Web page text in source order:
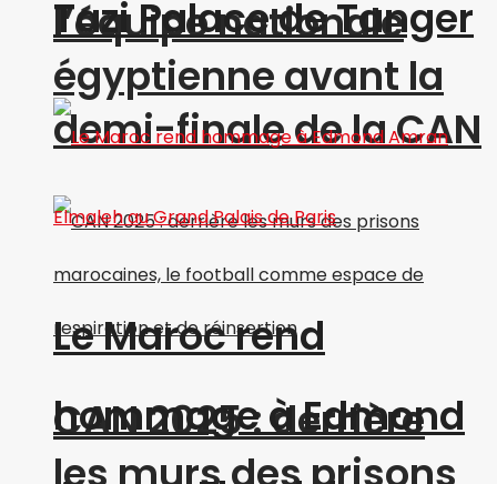
l’équipe nationale
égyptienne avant la
demi-finale de la CAN
CAN 2025 : derrière
Tazi Palace de Tanger
Le Maroc rend
hommage à Edmond